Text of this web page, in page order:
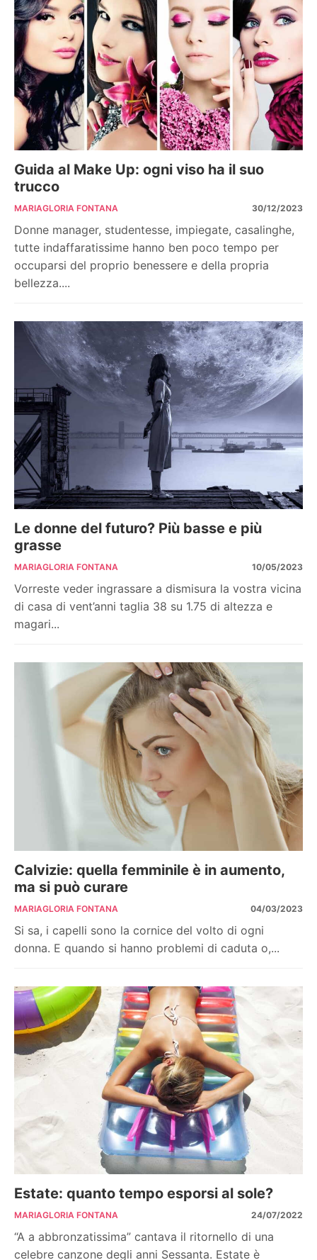
Guida al Make Up: ogni viso ha il suo
trucco
MARIAGLORIA FONTANA 30/12/2023
Donne manager, studentesse, impiegate, casalinghe,
tutte indaffaratissime hanno ben poco tempo per
occuparsi del proprio benessere e della propria
bellezza....
Le donne del futuro? Più basse e più
grasse
MARIAGLORIA FONTANA 10/05/2023
Vorreste veder ingrassare a dismisura la vostra vicina
di casa di vent’anni taglia 38 su 1.75 di altezza e
magari...
Calvizie: quella femminile è in aumento,
ma si può curare
MARIAGLORIA FONTANA 04/03/2023
Si sa, i capelli sono la cornice del volto di ogni
donna. E quando si hanno problemi di caduta o,...
Estate: quanto tempo esporsi al sole?
MARIAGLORIA FONTANA 24/07/2022
“A a abbronzatissima” cantava il ritornello di una
celebre canzone degli anni Sessanta. Estate è